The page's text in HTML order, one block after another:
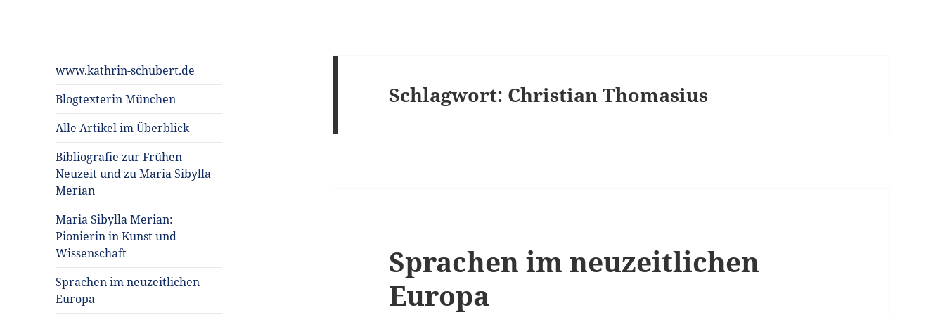
Kulturgeschichte
der Frühen
Neuzeit
www.kathrin-schubert.de
Blogtexterin München
Alle Artikel im Überblick
Bibliografie zur Frühen
Neuzeit und zu Maria Sibylla
Merian
Maria Sibylla Merian:
Pionierin in Kunst und
Wissenschaft
Sprachen im neuzeitlichen
Europa
Schlagwort: Christian Thomasius
Sprachen im neuzeitlichen
Europa